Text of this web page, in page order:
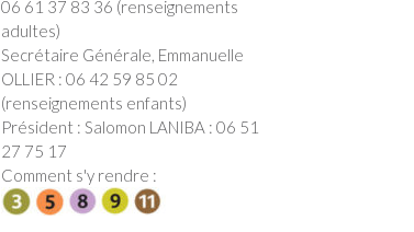
06 61 37 83 36 (renseignements
adultes)
Secrétaire Générale, Emmanuelle
OLLIER : 06 42 59 85 02
(renseignements enfants)
Président : Salomon LANIBA : 06 51
27 75 17
Comment s'y rendre :